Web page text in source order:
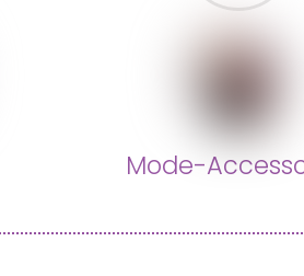
Mode-